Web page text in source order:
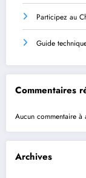
Participez au
Guide
Commentaires
Aucun commentaire à
Archives